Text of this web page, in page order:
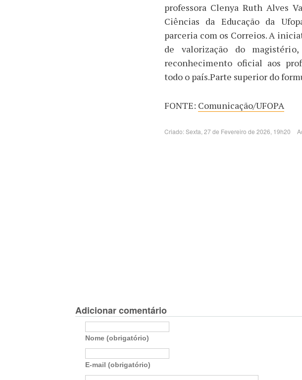
professora Clenya Ruth Alves
Ciências da Educação da
parceria com os Correios. A
de valorização do
reconhecimento oficial aos
todo o país.Parte superior do
FONTE: Comunicação/UFOPA
Criado: Sexta, 27 de Fevereiro de 2026, 19h20
Adicionar comentário
Nome (obrigatório)
E-mail (obrigatório)